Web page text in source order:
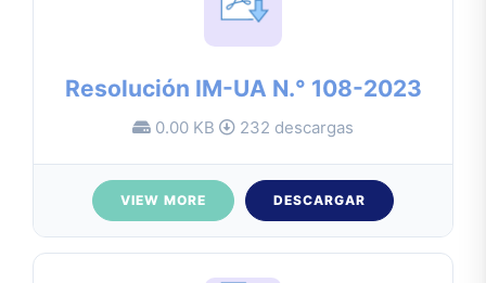
Resolución IM-UA N.° 108-2023
0.00 KB 232 descargas
VIEW MORE DESCARGAR